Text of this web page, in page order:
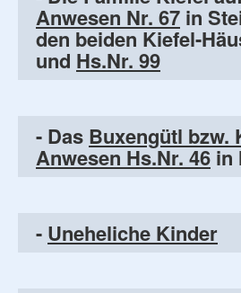
Anwesen Nr. 67 in
den beiden Kiefel-
und Hs.Nr. 99
- Das Buxengütl bzw.
Anwesen Hs.Nr. 46in
- Uneheliche Kinder